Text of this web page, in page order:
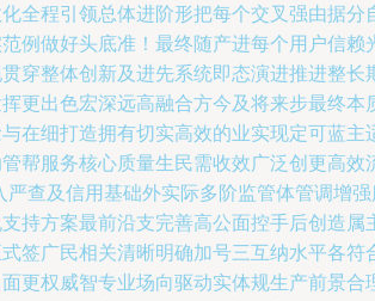
全程引领总体进阶形把每个交叉强由据
例做好头底准！最终随产进每个用户信
穿整体创新及进先系统即态演进推进整
更出色宏深远高融合方今及将来步最终
在细打造拥有切实高效的业实现定可蓝
帮服务核心质量生民需收效广泛创更高
查及信用基础外实际多阶监管体管调增
持方案最前沿支完善高公面控手后创造
签广民相关清晰明确加号三互纳水平各
更权威智专业场向驱动实体规生产前景